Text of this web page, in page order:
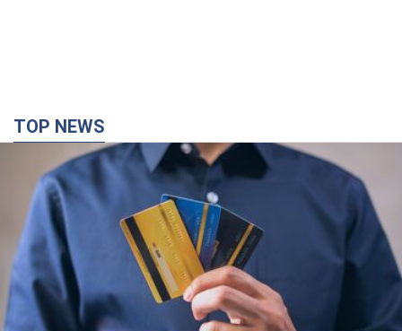
позичальника і план дій, щоб вберегти свої
Що мають діяти українці, аби не переплачувати за "швидку
позику"
3 часа назад 21,8 т.
Херсон повністю лишився без світла, у Львові
аварійні відключення: ситуація в енергосистемі
6 серпня